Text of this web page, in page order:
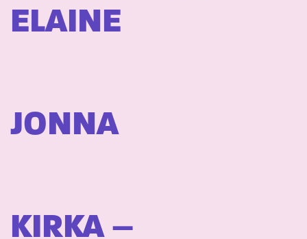
ELAINE
JONNA
KIRKA –